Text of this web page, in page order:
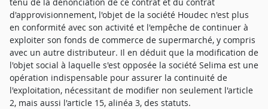
d'approvisionnement, l'objet de la société Houdec n'est plus
en conformité avec son activité et l'empêche de continuer à
exploiter son fonds de commerce de supermarché, y compris
avec un autre distributeur. Il en déduit que la modification de
l'objet social à laquelle s'est opposée la société Selima est une
opération indispensable pour assurer la continuité de
l'exploitation, nécessitant de modifier non seulement l'article
2, mais aussi l'article 15, alinéa 3, des statuts.